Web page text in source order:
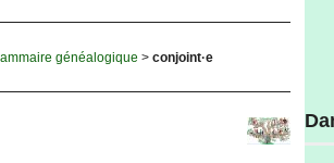
généalogique >conjoint·e